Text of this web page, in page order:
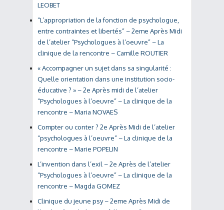
LEOBET
“L’appropriation de la fonction de psychologue,
entre contraintes et libertés” – 2eme Après Midi
de l’atelier “Psychologues à l’oeuvre” – La
clinique de la rencontre – Camille ROUTIER
« Accompagner un sujet dans sa singularité :
Quelle orientation dans une institution socio-
éducative ? » – 2e Après midi de l’atelier
“Psychologues à l’oeuvre” – La clinique de la
rencontre – Maria NOVAES
Compter ou conter ? 2e Après Midi de l’atelier
“psychologues à l’oeuvre” – La clinique de la
rencontre – Marie POPELIN
L’invention dans l’exil – 2e Après de l’atelier
“Psychologues à l’oeuvre” – La clinique de la
rencontre – Magda GOMEZ
Clinique du jeune psy – 2eme Après Midi de